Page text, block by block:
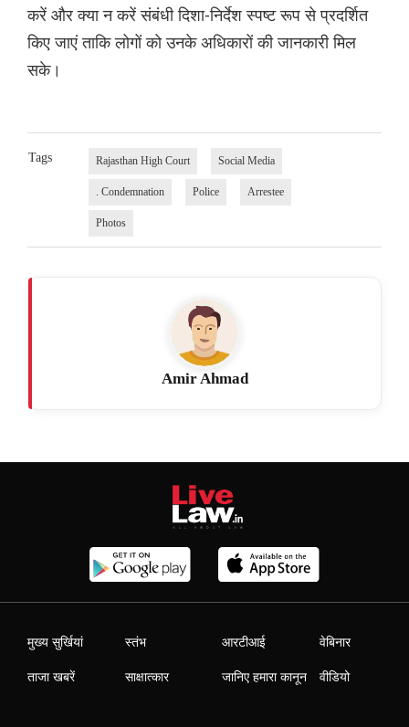
करें और क्या न करें संबंधी दिशा-निर्देश स्पष्ट रूप से प्रदर्शित
किए जाएं ताकि लोगों को उनके अधिकारों की जानकारी मिल
सके।
Tags Rajasthan High Court Social Media
. Condemnation Police Arrestee
Photos
Amir Ahmad
मुख्य सुर्खियां
ताजा खबरें
स्तंभ
साक्षात्कार
आरटीआई
जानिए हमारा कानून
वेबिनार
वीडियो